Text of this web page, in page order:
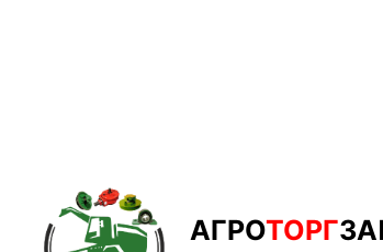
АГРОТОРГ